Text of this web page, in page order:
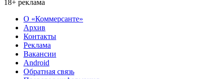
18+ реклама
О «Коммерсанте»
Архив
Контакты
Реклама
Вакансии
Android
Обратная связь